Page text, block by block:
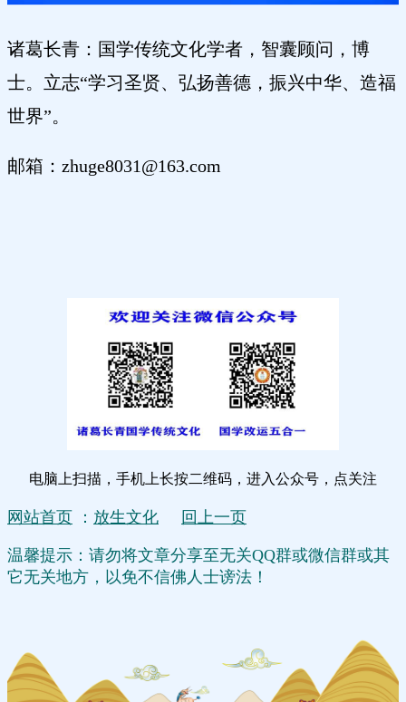
诸葛长青：国学传统文化学者，智囊顾问，博
士。立志“学习圣贤、弘扬善德，振兴中华、造福
世界”。
邮箱：zhuge8031@163.com
电脑上扫描，手机上长按二维码，进入公众号，点关注
网站首页 ： 放生文化 回上一页
温馨提示：请勿将文章分享至无关QQ群或微信群或其
它无关地方，以免不信佛人士谤法！